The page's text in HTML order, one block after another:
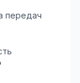
передач